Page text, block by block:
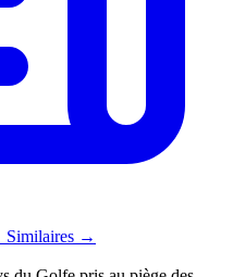
Similaires →